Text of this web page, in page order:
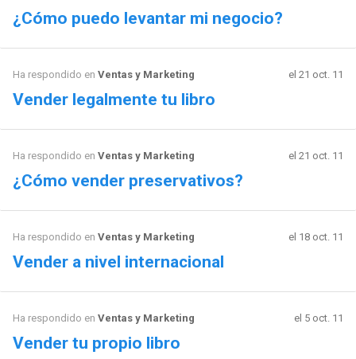
¿Cómo puedo levantar mi negocio?
Ha respondido en Ventas y Marketing el 21 oct. 11
Vender legalmente tu libro
Ha respondido en Ventas y Marketing el 21 oct. 11
¿Cómo vender preservativos?
Ha respondido en Ventas y Marketing el 18 oct. 11
Vender a nivel internacional
Ha respondido en Ventas y Marketing el 5 oct. 11
Vender tu propio libro